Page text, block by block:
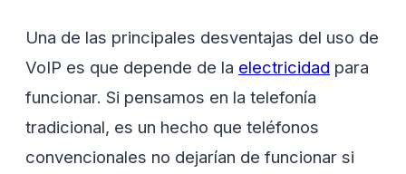
Una de las principales desventajas del uso de
VoIP es que depende de la electricidad para
funcionar. Si pensamos en la telefonía
tradicional, es un hecho que teléfonos
convencionales no dejarían de funcionar si